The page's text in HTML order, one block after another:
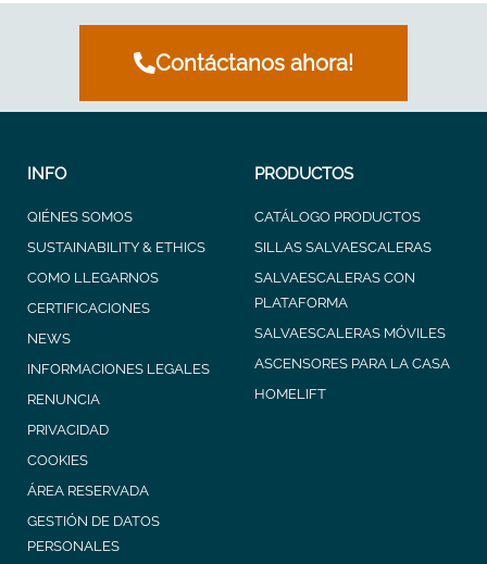
Contáctanos ahora!
INFO
QIÉNES SOMOS
SUSTAINABILITY & ETHICS
COMO LLEGARNOS
CERTIFICACIONES
NEWS
INFORMACIONES LEGALES
RENUNCIA
PRIVACIDAD
COOKIES
ÁREA RESERVADA
GESTIÓN DE DATOS
PERSONALES
PRODUCTOS
CATÁLOGO PRODUCTOS
SILLAS SALVAESCALERAS
SALVAESCALERAS CON
PLATAFORMA
SALVAESCALERAS MÓVILES
ASCENSORES PARA LA CASA
HOMELIFT